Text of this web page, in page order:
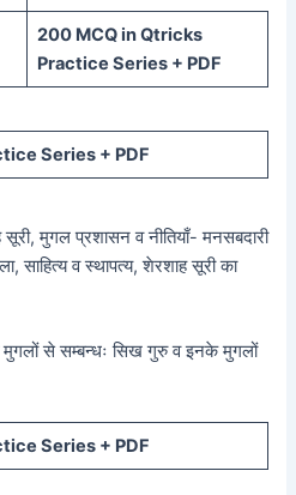
200 MCQ in Qtricks
Practice Series + PDF
Series + PDF
मुगल प्रशासन व नीतियाँ- मनसबदारी
साहित्य व स्थापत्य, शेरशाह सूरी का
मुगलों से सम्बन्धः सिख गुरु व इनके मुगलों
Series + PDF